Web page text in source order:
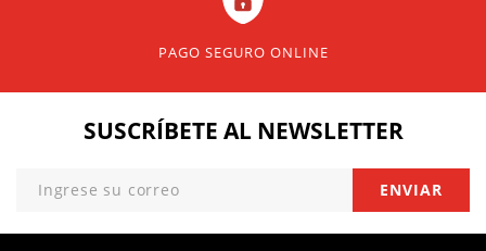
PAGO SEGURO ONLINE
SUSCRÍBETE AL NEWSLETTER